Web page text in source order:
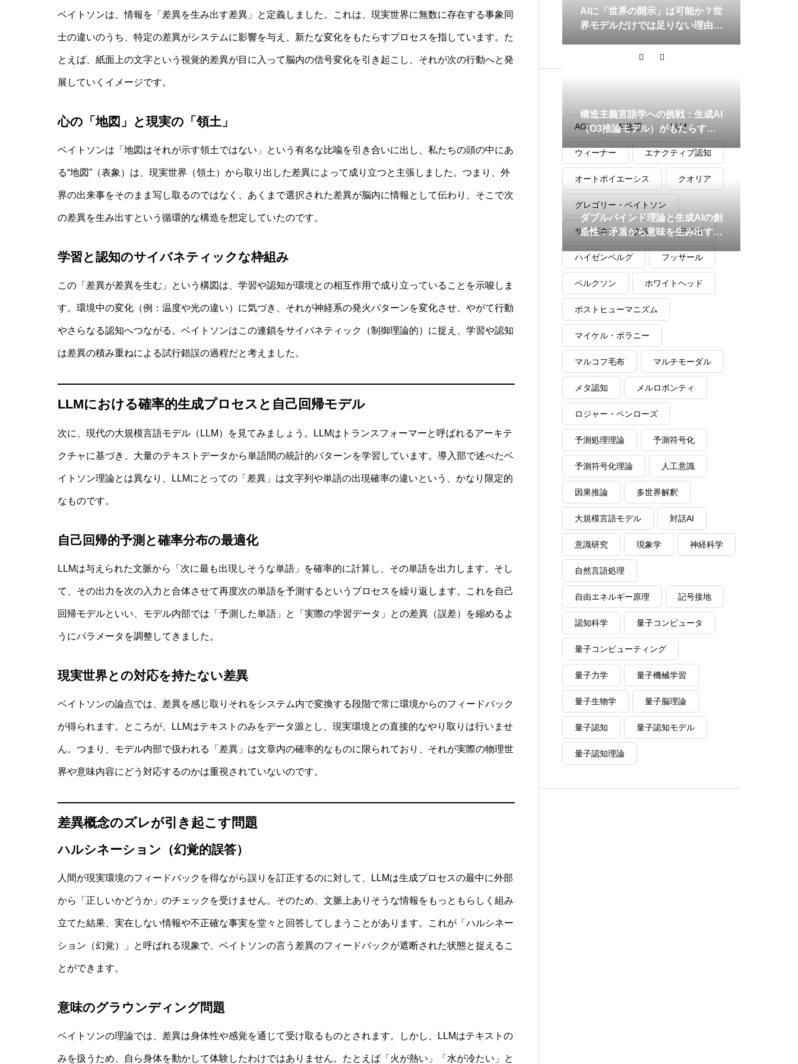
自律型AIエージェントと観測者の違いとは？統一理論枠組みで読み解く現行AIの分類と限界
ベイトソンは、情報を「差異を生み出す差異」と定義しました。これは、現実世界に無数に存在する事象同
士の違いのうち、特定の差異がシステムに影響を与え、新たな変化をもたらすプロセスを指しています。た
とえば、紙面上の文字という視覚的差異が目に入って脳内の信号変化を引き起こし、それが次の行動へと発
展していくイメージです。
心の「地図」と現実の「領土」
ベイトソンは「地図はそれが示す領土ではない」という有名な比喩を引き合いに出し、私たちの頭の中にあ
る“地図”（表象）は、現実世界（領土）から取り出した差異によって成り立つと主張しました。つまり、外
界の出来事をそのまま写し取るのではなく、あくまで選択された差異が脳内に情報として伝わり、そこで次
の差異を生み出すという循環的な構造を想定していたのです。
学習と認知のサイバネティックな枠組み
この「差異が差異を生む」という構図は、学習や認知が環境との相互作用で成り立っていることを示唆しま
す。環境中の変化（例：温度や光の違い）に気づき、それが神経系の発火パターンを変化させ、やがて行動
やさらなる認知へつながる。ベイトソンはこの連鎖をサイバネティック（制御理論的）に捉え、学習や認知
は差異の積み重ねによる試行錯誤の過程だと考えました。
LLMにおける確率的生成プロセスと自己回帰モデル
次に、現代の大規模言語モデル（LLM）を見てみましょう。LLMはトランスフォーマーと呼ばれるアーキテ
クチャに基づき、大量のテキストデータから単語間の統計的パターンを学習しています。導入部で述べたベ
イトソン理論とは異なり、LLMにとっての「差異」は文字列や単語の出現確率の違いという、かなり限定的
なものです。
自己回帰的予測と確率分布の最適化
LLMは与えられた文脈から「次に最も出現しそうな単語」を確率的に計算し、その単語を出力します。そし
て、その出力を次の入力と合体させて再度次の単語を予測するというプロセスを繰り返します。これを自己
回帰モデルといい、モデル内部では「予測した単語」と「実際の学習データ」との差異（誤差）を縮めるよ
うにパラメータを調整してきました。
現実世界との対応を持たない差異
ベイトソンの論点では、差異を感じ取りそれをシステム内で変換する段階で常に環境からのフィードバック
が得られます。ところが、LLMはテキストのみをデータ源とし、現実環境との直接的なやり取りは行いませ
ん。つまり、モデル内部で扱われる「差異」は文章内の確率的なものに限られており、それが実際の物理世
界や意味内容にどう対応するのかは重視されていないのです。
差異概念のズレが引き起こす問題
ハルシネーション（幻覚的誤答）
人間が現実環境のフィードバックを得ながら誤りを訂正するのに対して、LLMは生成プロセスの最中に外部
から「正しいかどうか」のチェックを受けません。そのため、文脈上ありそうな情報をもっともらしく組み
立てた結果、実在しない情報や不正確な事実を堂々と回答してしまうことがあります。これが「ハルシネー
ション（幻覚）」と呼ばれる現象で、ベイトソンの言う差異のフィードバックが遮断された状態と捉えるこ
とができます。
意味のグラウンディング問題
ベイトソンの理論では、差異は身体性や感覚を通じて受け取るものとされます。しかし、LLMはテキストの
みを扱うため、自ら身体を動かして体験したわけではありません。たとえば「火が熱い」「水が冷たい」と
AIに「世界の開示」は可能か？世
界モデルだけでは足りない理由と
構造主義言語学への挑戦：生成AI
（O3推論モデル）がもたらす拡
ダブルバインド理論と生成AIの創
造性：矛盾から意味を生み出す思
考メカニズム
AGI AI倫理 LLM
ウィーナー エナクティブ認知
オートポイエーシス クオリア
グレゴリー・ベイトソン
サイバネティックス デリダ
ハイゼンベルグ フッサール
ベルクソン ホワイトヘッド
ポストヒューマニズム
マイケル・ポラニー
マルコフ毛布 マルチモーダル
メタ認知 メルロポンティ
ロジャー・ペンローズ
予測処理理論 予測符号化
予測符号化理論 人工意識
因果推論 多世界解釈
大規模言語モデル 対話AI
意識研究 現象学 神経科学
自然言語処理
自由エネルギー原理 記号接地
認知科学 量子コンピュータ
量子コンピューティング
量子力学 量子機械学習
量子生物学 量子脳理論
量子認知 量子認知モデル
量子認知理論